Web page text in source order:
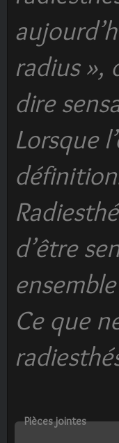
radius »,
dire
Lorsque
d’être
Ce que
Pièces jointes